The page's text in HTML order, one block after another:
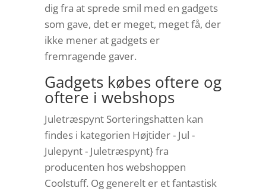
dig fra at sprede smil med en gadgets
som gave, det er meget, meget få, der
ikke mener at gadgets er
fremragende gaver.
Gadgets købes oftere og
oftere i webshops
Juletræspynt Sorteringshatten kan
findes i kategorien Højtider - Jul -
Julepynt - Juletræspynt} fra
producenten hos webshoppen
Coolstuff. Og generelt er et fantastisk